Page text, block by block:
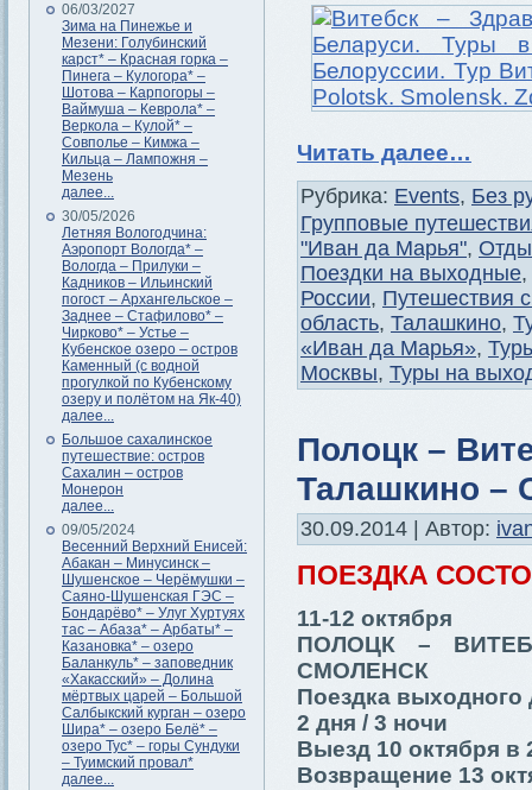
06/03/2027
Зима на Пинежье и
Мезени: Голубинский
карст* – Красная горка –
Пинега – Кулогора* –
Шотова – Карпогоры –
Ваймуша – Кеврола* –
Веркола – Кулой* –
Совполье – Кимжа –
Кильца – Лампожня –
Мезень
далее...
30/05/2026
Летняя Вологодчина:
Аэропорт Вологда* –
Вологда – Прилуки –
Кадников – Ильинский
погост – Архангельское –
Заднее – Стафилово* –
Чирково* – Устье –
Кубенское озеро – остров
Каменный (с водной
прогулкой по Кубенскому
озеру и полётом на Як-40)
далее...
Большое сахалинское
путешествие: остров
Сахалин – остров
Монерон
далее...
09/05/2024
Весенний Верхний Енисей:
Абакан – Минусинск –
Шушенское – Черёмушки –
Саяно-Шушенская ГЭС –
Бондарёво* – Улуг Хуртуях
тас – Абаза* – Арбаты* –
Казановка* – озеро
Баланкуль* – заповедник
«Хакасский» – Долина
мёртвых царей – Большой
Салбыкский курган – озеро
Шира* – озеро Белё* –
озеро Тус* – горы Сундуки
– Туимский провал*
далее...
Читать далее…
Рубрика: Events, Без
Групповые
"Иван да Марья",
Поездки на выходные,
России, Путешествия
область, Талашкино,
«Иван да Марья»,
Москвы, Туры на
Полоцк –
Талашкино –
30.09.2014 | Автор:
ПОЕЗДКА
11-12 октября
ПОЛОЦК –
СМОЛЕНСК
Поездка выходного
2 дня / 3 ночи
Выезд 10 октября в
Возвращение 13